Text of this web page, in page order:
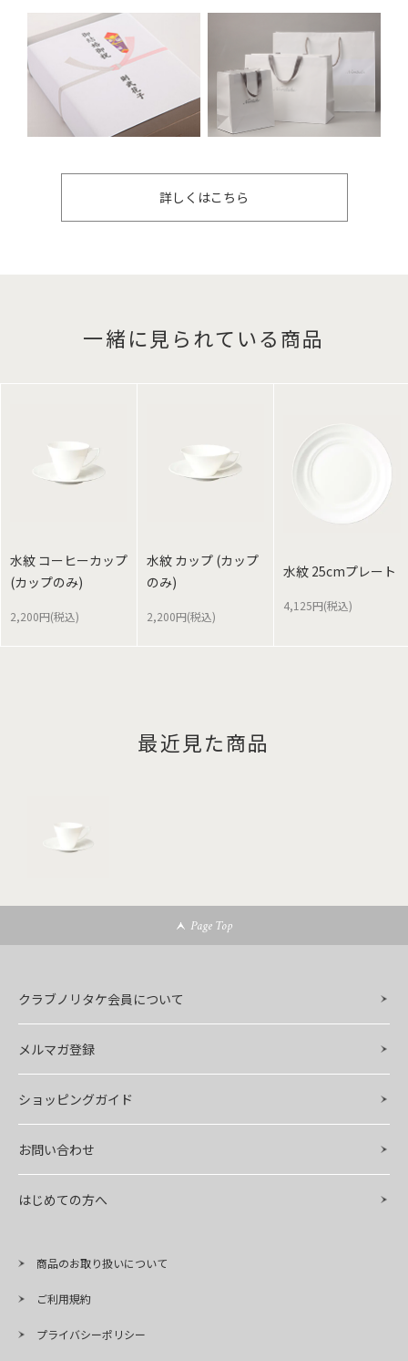
詳しくはこちら
一緒に見られている商品
水紋 コーヒーカップ
(カップのみ)
2,200円(税込)
水紋 カップ (カップ
のみ)
2,200円(税込)
水紋 25cmプレート
4,125円(税込)
最近見た商品
Page Top
クラブノリタケ会員について
メルマガ登録
ショッピングガイド
お問い合わせ
はじめての方へ
商品のお取り扱いについて
ご利用規約
プライバシーポリシー